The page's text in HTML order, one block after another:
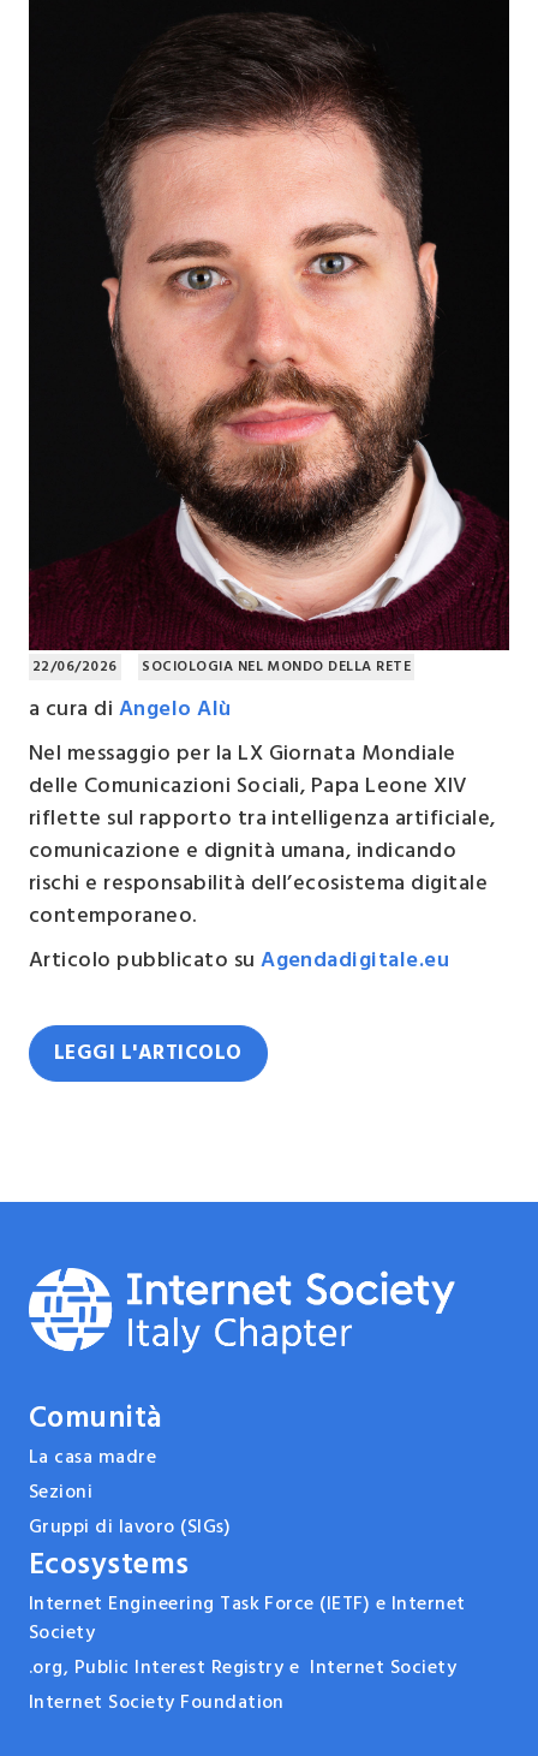
22/06/2026 SOCIOLOGIA NEL MONDO DELLA RETE
a cura di Angelo Alù
Nel messaggio per la LX Giornata Mondiale
delle Comunicazioni Sociali, Papa Leone XIV
riflette sul rapporto tra intelligenza artificiale,
comunicazione e dignità umana, indicando
rischi e responsabilità dell’ecosistema digitale
contemporaneo.
Articolo pubblicato suAgendadigitale.eu
LEGGI L'ARTICOLO
Comunità
La casa madre
Sezioni
Gruppi di lavoro (SIGs)
Ecosystems
Internet Engineering Task Force (IETF) e Internet
Society
.org, Public Interest Registry e Internet Society
Internet Society Foundation